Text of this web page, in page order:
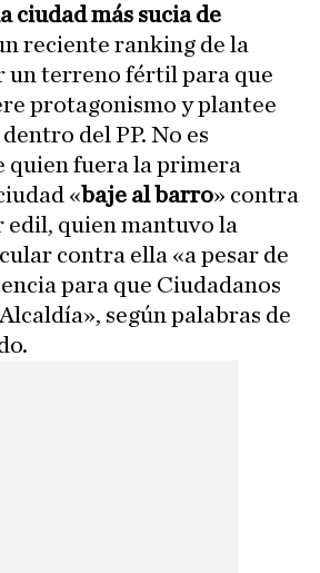
ciudad más sucia de
reciente ranking de la
un terreno fértil para que
protagonismo y plantee
del PP. No es
quien fuera la primera
«baje al barro» contra
quien mantuvo la
contra ella «a pesar de
para que Ciudadanos
según palabras de